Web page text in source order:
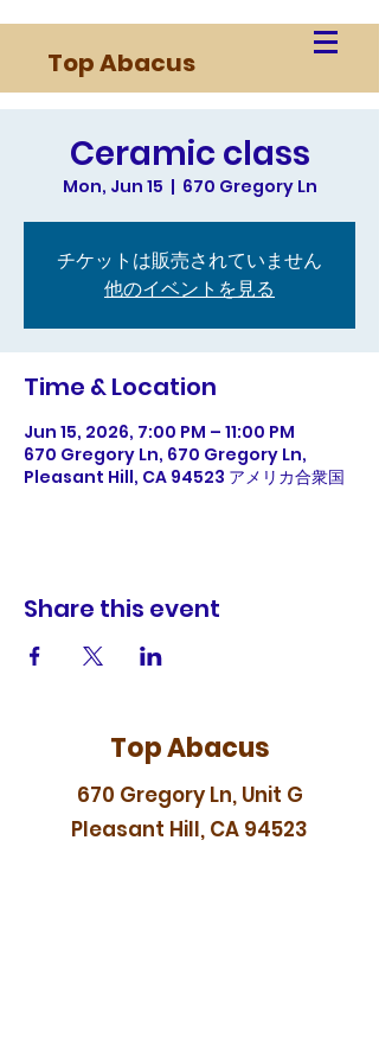
Top Abacus
Ceramic class
Mon, Jun 15
  |
670 Gregory Ln
チケットは販売されていません
他のイベントを見る
Time & Location
Jun 15, 2026, 7:00 PM – 11:00 PM
670 Gregory Ln, 670 Gregory Ln,
Pleasant Hill, CA 94523 アメリカ合衆国
Share this event
Top Abacus
670 Gregory Ln, Unit G
Pleasant Hill, CA 94523